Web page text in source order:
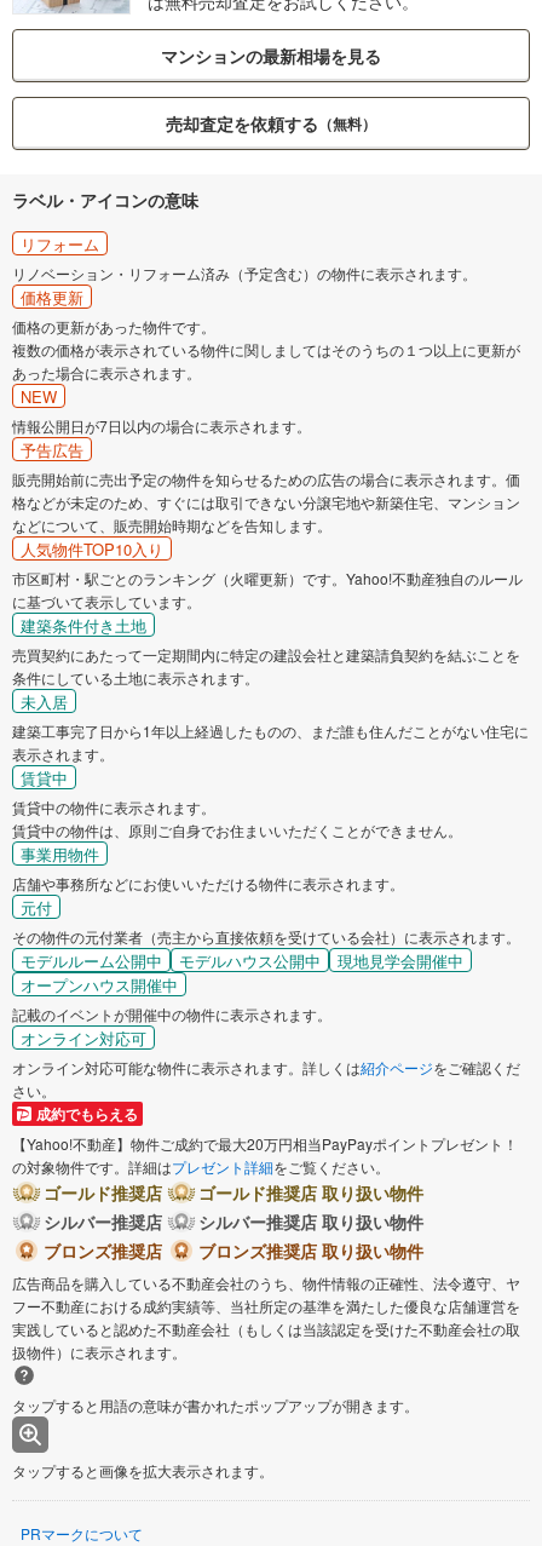
マンションの最新相場を見る
売却査定を依頼する （無料）
ラベル・アイコンの意味
リフォーム
リノベーション・リフォーム済み（予定含む）の物件に表示されます。
価格更新
価格の更新があった物件です。
複数の価格が表示されている物件に関しましてはそのうちの１つ以上に更新が
あった場合に表示されます。
NEW
情報公開日が7日以内の場合に表示されます。
予告広告
販売開始前に売出予定の物件を知らせるための広告の場合に表示されます。価
格などが未定のため、すぐには取引できない分譲宅地や新築住宅、マンション
などについて、販売開始時期などを告知します。
人気物件TOP10入り
市区町村・駅ごとのランキング（火曜更新）です。Yahoo!不動産独自のルール
に基づいて表示しています。
建築条件付き土地
売買契約にあたって一定期間内に特定の建設会社と建築請負契約を結ぶことを
条件にしている土地に表示されます。
未入居
建築工事完了日から1年以上経過したものの、まだ誰も住んだことがない住宅に
表示されます。
賃貸中
賃貸中の物件に表示されます。
賃貸中の物件は、原則ご自身でお住まいいただくことができません。
事業用物件
店舗や事務所などにお使いいただける物件に表示されます。
元付
その物件の元付業者（売主から直接依頼を受けている会社）に表示されます。
モデルルーム公開中 モデルハウス公開中
現地見学会開催中
オープンハウス開催中
記載のイベントが開催中の物件に表示されます。
オンライン対応可
オンライン対応可能な物件に表示されます。詳しくは紹介ページをご確認くだ
さい。
成約でもらえる
【Yahoo!不動産】物件ご成約で最大20万円相当PayPayポイントプレゼント！
の対象物件です。詳細はプレゼント詳細をご覧ください。
ゴールド推奨店
ゴールド推奨店 取り扱い物件
シルバー推奨店
シルバー推奨店 取り扱い物件
ブロンズ推奨店
ブロンズ推奨店 取り扱い物件
広告商品を購入している不動産会社のうち、物件情報の正確性、法令遵守、ヤ
フー不動産における成約実績等、当社所定の基準を満たした優良な店舗運営を
実践していると認めた不動産会社（もしくは当該認定を受けた不動産会社の取
扱物件）に表示されます。
タップすると用語の意味が書かれたポップアップが開きます。
タップすると画像を拡大表示されます。
PRマークについて